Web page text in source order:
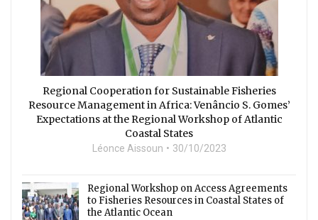
Regional Cooperation for Sustainable Fisheries
Resource Management in Africa: Venâncio S. Gomes’
Expectations at the Regional Workshop of Atlantic
Coastal States
Léonce Aissoun 30/10/2023
Regional Workshop on Access Agreements
to Fisheries Resources in Coastal States of
the Atlantic Ocean